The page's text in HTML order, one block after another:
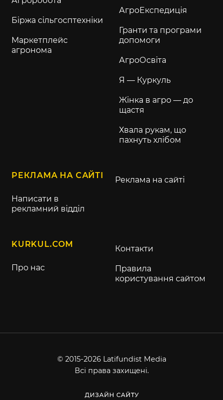
Біржа сільгосптехніки
Маркетплейс
агронома
АгроЕкспедиція
Гранти та програми
допомоги
АгроОсвіта
Я — Куркуль
Жінка в агро — до
щастя
Хвала рукам, що
пахнуть хлібом
РЕКЛАМА НА САЙТІ
Написати в
рекламний відділ
Реклама на сайті
KURKUL.COM
Про нас
Контакти
Правила
користування сайтом
© 2015-2026 Latifundist Media
Всі права захищені.